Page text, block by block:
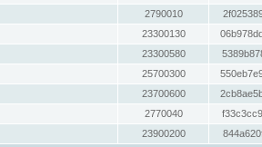
2790010
23300130
23300580
25700300
23700600
2770040
23900200